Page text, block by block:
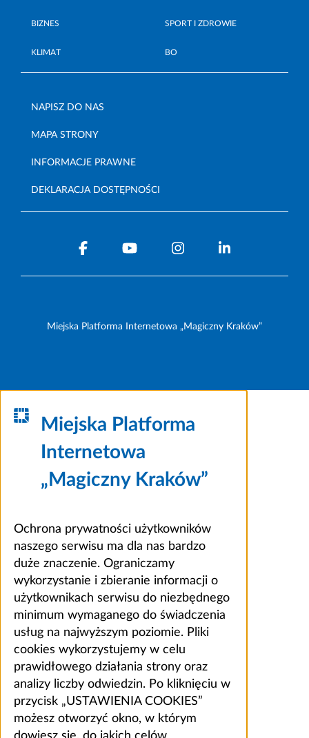
BIZNES SPORT I ZDROWIE
KLIMAT BO
NAPISZ DO NAS
MAPA STRONY
INFORMACJE PRAWNE
DEKLARACJA DOSTĘPNOŚCI
Miejska Platforma Internetowa „Magiczny Kraków”
Miejska Platforma
Internetowa
„Magiczny Kraków”
Ochrona prywatności użytkowników
naszego serwisu ma dla nas bardzo
duże znaczenie. Ograniczamy
wykorzystanie i zbieranie informacji o
użytkownikach serwisu do niezbędnego
minimum wymaganego do świadczenia
usług na najwyższym poziomie. Pliki
cookies wykorzystujemy w celu
prawidłowego działania strony oraz
analizy liczby odwiedzin. Po kliknięciu w
przycisk „USTAWIENIA COOKIES”
możesz otworzyć okno, w którym